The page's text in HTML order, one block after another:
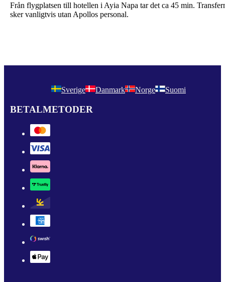
Från flygplatsen till hotellen i Ayia Napa tar det ca 45 min.
sker vanligtvis utan Apollos personal.
Sverige Danmark Norge Suomi
BETALMETODER